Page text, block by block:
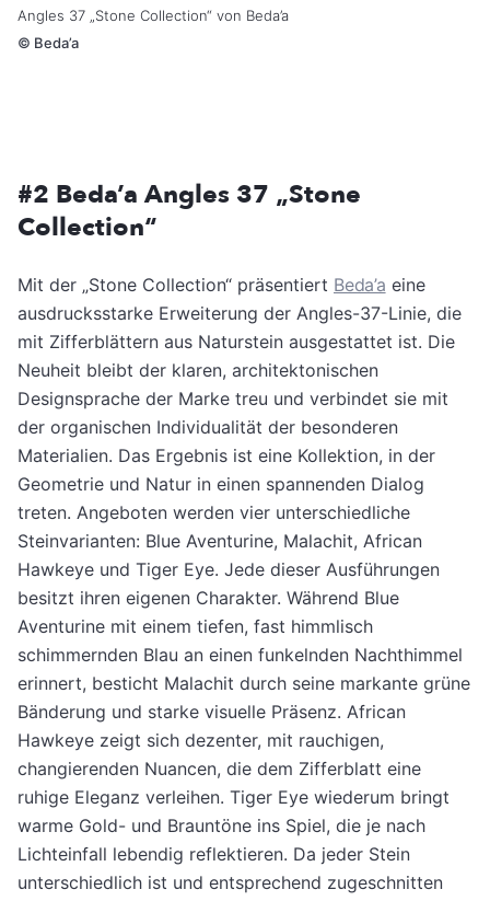
Angles 37 „Stone Collection“ von Beda’a
© Beda’a
#2 Beda’a Angles 37 „Stone
Collection“
Mit der „Stone Collection“ präsentiert Beda’a eine
ausdrucksstarke Erweiterung der Angles-37-Linie, die
mit Zifferblättern aus Naturstein ausgestattet ist. Die
Neuheit bleibt der klaren, architektonischen
Designsprache der Marke treu und verbindet sie mit
der organischen Individualität der besonderen
Materialien. Das Ergebnis ist eine Kollektion, in der
Geometrie und Natur in einen spannenden Dialog
treten. Angeboten werden vier unterschiedliche
Steinvarianten: Blue Aventurine, Malachit, African
Hawkeye und Tiger Eye. Jede dieser Ausführungen
besitzt ihren eigenen Charakter. Während Blue
Aventurine mit einem tiefen, fast himmlisch
schimmernden Blau an einen funkelnden Nachthimmel
erinnert, besticht Malachit durch seine markante grüne
Bänderung und starke visuelle Präsenz. African
Hawkeye zeigt sich dezenter, mit rauchigen,
changierenden Nuancen, die dem Zifferblatt eine
ruhige Eleganz verleihen. Tiger Eye wiederum bringt
warme Gold- und Brauntöne ins Spiel, die je nach
Lichteinfall lebendig reflektieren. Da jeder Stein
unterschiedlich ist und entsprechend zugeschnitten